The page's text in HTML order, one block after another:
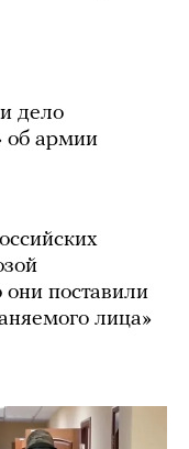
дело
об армии
они поставили
лица»